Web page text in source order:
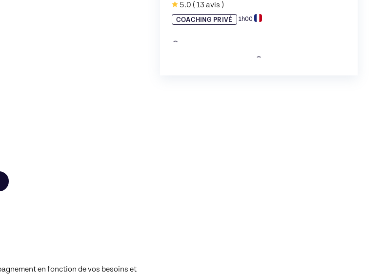
en fonction de vos besoins et
5.0 ( 13 avis )
COACHING PRIVÉ 1h00